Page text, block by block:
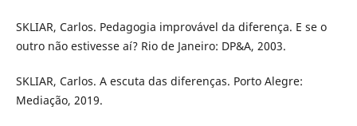
SKLIAR, Carlos. Pedagogia improvável da diferença. E se o
outro não estivesse aí? Rio de Janeiro: DP&A, 2003.
SKLIAR, Carlos. A escuta das diferenças. Porto Alegre:
Mediação, 2019.